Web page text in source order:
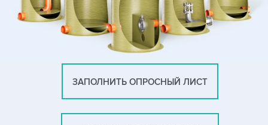
ЗАПОЛНИТЬ ОПРОСНЫЙ ЛИСТ